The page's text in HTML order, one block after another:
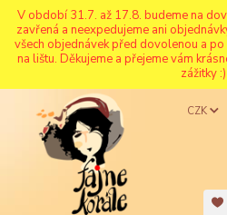
V období 31.7. až 17.8. budeme na
zavřená a neexpedujeme ani
všech objednávek před dovolenou a
na lištu. Děkujeme a přejeme vám
zážitky :)
CZK